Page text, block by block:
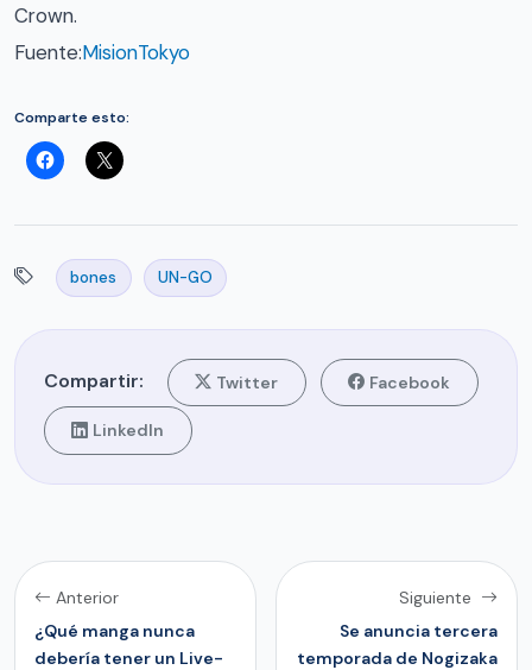
Crown.
Fuente:MisionTokyo
Comparte esto:
bones UN-GO
Compartir: Twitter Facebook
LinkedIn
Anterior
¿Qué manga nunca
debería tener un Live-
Siguiente
Se anuncia tercera
temporada de Nogizaka